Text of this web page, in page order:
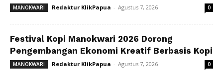
MANOKWARI Redaktur KlikPapua - Agustus 7, 2026 0
Festival Kopi Manokwari 2026 Dorong
Pengembangan Ekonomi Kreatif Berbasis Kopi
MANOKWARI Redaktur KlikPapua - Agustus 7, 2026 0